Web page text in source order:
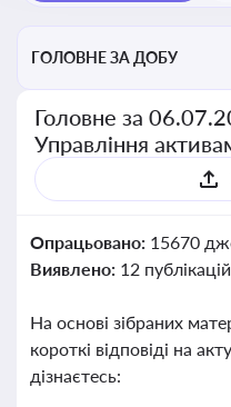
ГОЛОВНЕ ЗА ДОБУ
Головне за
Управління
Опрацьовано: 15670
Виявлено: 12
На основі зібраних
короткі відповіді на
дізнаєтесь: